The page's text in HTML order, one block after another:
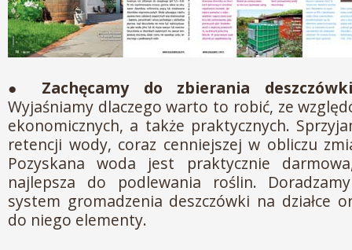
● Zachęcamy do zbierania
Wyjaśniamy dlaczego warto to robić, ze
ekonomicznych, a także praktycznych.
retencji wody, coraz cenniejszej w obliczu
Pozyskana woda jest praktycznie
najlepsza do podlewania roślin.
system gromadzenia deszczówki na działce
do niego elementy.